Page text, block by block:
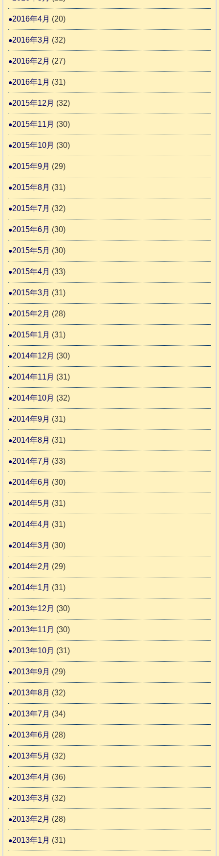
2016年4月 (20)
2016年3月 (32)
2016年2月 (27)
2016年1月 (31)
2015年12月 (32)
2015年11月 (30)
2015年10月 (30)
2015年9月 (29)
2015年8月 (31)
2015年7月 (32)
2015年6月 (30)
2015年5月 (30)
2015年4月 (33)
2015年3月 (31)
2015年2月 (28)
2015年1月 (31)
2014年12月 (30)
2014年11月 (31)
2014年10月 (32)
2014年9月 (31)
2014年8月 (31)
2014年7月 (33)
2014年6月 (30)
2014年5月 (31)
2014年4月 (31)
2014年3月 (30)
2014年2月 (29)
2014年1月 (31)
2013年12月 (30)
2013年11月 (30)
2013年10月 (31)
2013年9月 (29)
2013年8月 (32)
2013年7月 (34)
2013年6月 (28)
2013年5月 (32)
2013年4月 (36)
2013年3月 (32)
2013年2月 (28)
2013年1月 (31)